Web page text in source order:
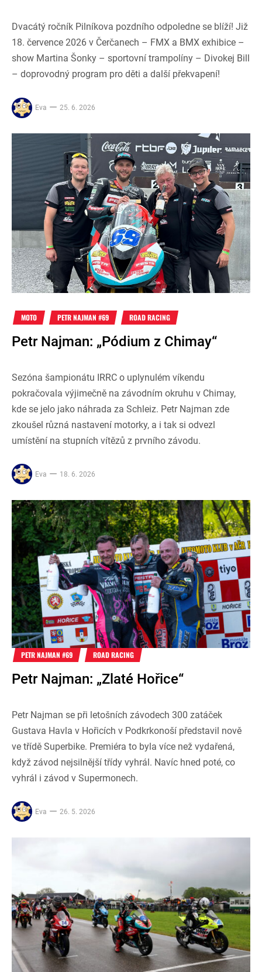
Dvacátý ročník Pilníkova pozdního odpoledne se blíží! Již
18. července 2026 v Čerčanech – FMX a BMX exhibice –
show Martina Šonky – sportovní trampolíny – Divokej Bill
– doprovodný program pro děti a další překvapení!
Eva 25. 6. 2026
MOTO PETR NAJMAN #69 ROAD RACING
Petr Najman: „Pódium z Chimay“
Sezóna šampionátu IRRC o uplynulém víkendu
pokračovala výjimečně na závodním okruhu v Chimay,
kde se jelo jako náhrada za Schleiz. Petr Najman zde
zkoušel různá nastavení motorky, a i tak si odvezl
umístění na stupních vítězů z prvního závodu.
Eva 18. 6. 2026
PETR NAJMAN #69 ROAD RACING
Petr Najman: „Zlaté Hořice“
Petr Najman se při letošních závodech 300 zatáček
Gustava Havla v Hořicích v Podkrkonoší představil nově
ve třídě Superbike. Premiéra to byla více než vydařená,
když závod nejsilnější třídy vyhrál. Navíc hned poté, co
vyhrál i závod v Supermonech.
Eva 26. 5. 2026